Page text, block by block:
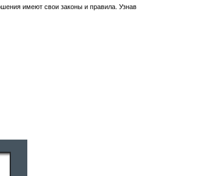
имеют свои законы и правила. Узнав